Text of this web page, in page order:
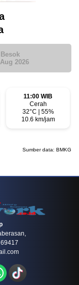
Besok
2026
11:00 WIB
Cerah
32°C | 55%
10.6 km/jam
Sumber data: BMKG